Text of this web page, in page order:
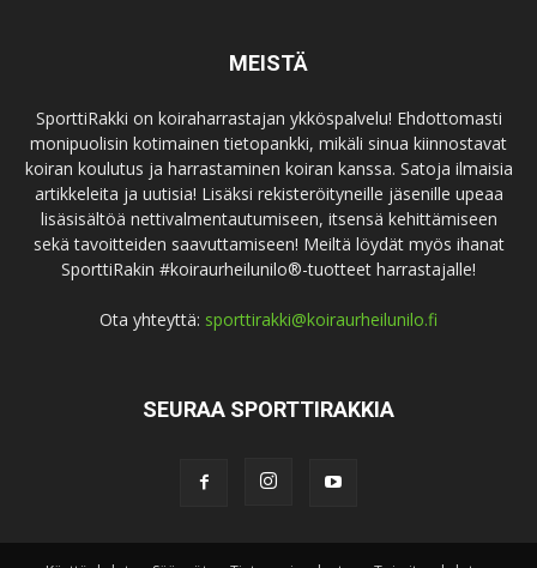
MEISTÄ
SporttiRakki on koiraharrastajan ykköspalvelu! Ehdottomasti
monipuolisin kotimainen tietopankki, mikäli sinua kiinnostavat
koiran koulutus ja harrastaminen koiran kanssa. Satoja ilmaisia
artikkeleita ja uutisia! Lisäksi rekisteröityneille jäsenille upeaa
lisäsisältöä nettivalmentautumiseen, itsensä kehittämiseen
sekä tavoitteiden saavuttamiseen! Meiltä löydät myös ihanat
SporttiRakin #koiraurheilunilo®-tuotteet harrastajalle!
Ota yhteyttä: sporttirakki@koiraurheilunilo.fi
SEURAA SPORTTIRAKKIA